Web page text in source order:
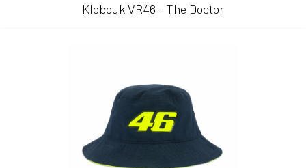
Klobouk VR46 - The Doctor